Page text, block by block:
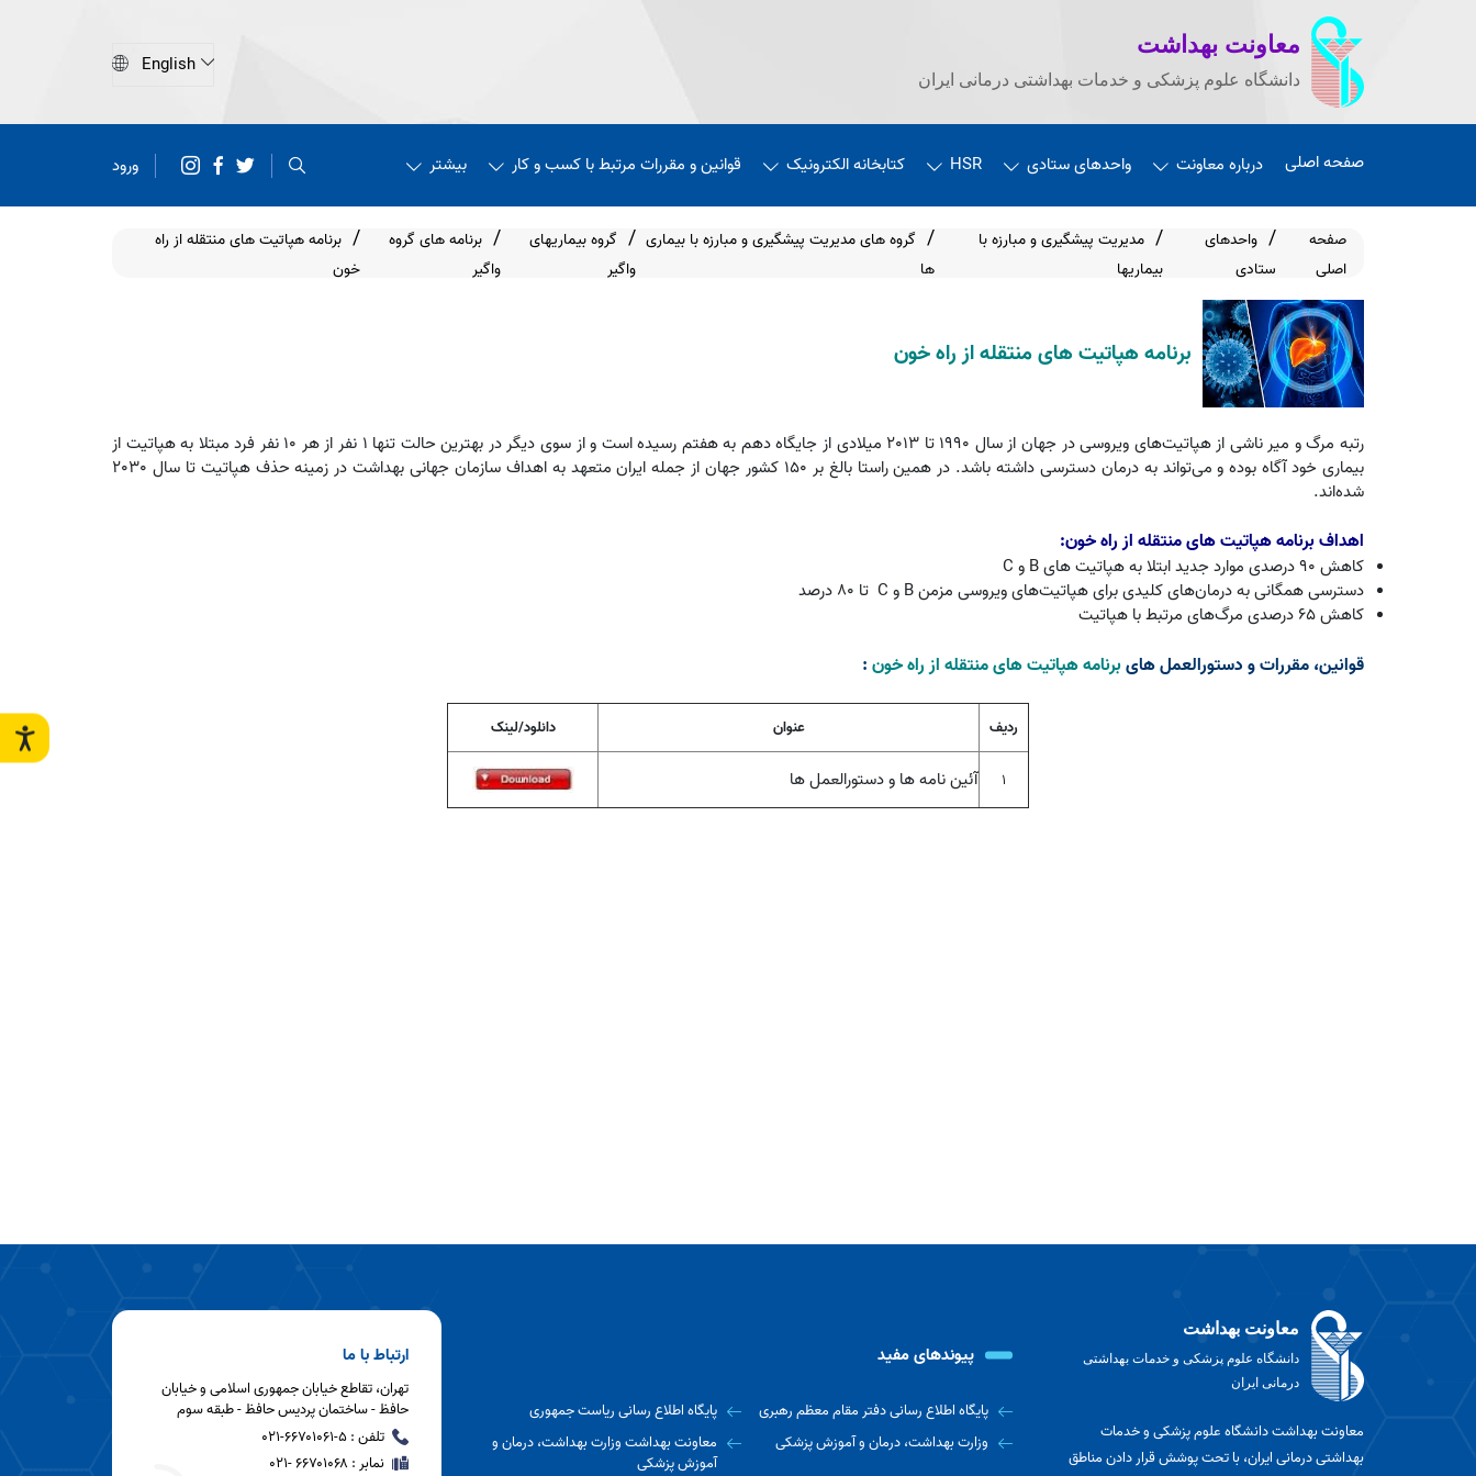
معاونت بهداشت
دانشگاه علوم پزشکی و خدمات بهداشتی درمانی ایران
صفحه اصلی درباره معاونت واحدهای ستادی HSR کتابخانه الکترونیک قوانین و مقررات مرتبط با کسب و کار بیشتر ورود
صفحه
اصلی
واحدهای
ستادی
مدیریت پیشگیری و مبارزه با
بیماریها
گروه های مدیریت پیشگیری و مبارزه با بیماری
ها
گروه بیماریهای
واگیر
برنامه های گروه
واگیر
برنامه هپاتیت های منتقله از راه
خون
برنامه هپاتیت های منتقله از راه خون
رتبه مرگ و میر ناشی از هپاتیت‌های ویروسی در جهان از سال 1990 تا 2013 میلادی از جایگاه دهم به هفتم رسیده است و از سوی دیگر در بهترین حالت تنها 1 نفر از هر 10 نفر فرد مبتلا به هپاتیت از
بیماری خود آگاه بوده و می‌تواند به درمان دسترسی داشته باشد. در همین راستا بالغ بر 150 کشور جهان از جمله ایران متعهد به اهداف سازمان جهانی بهداشت در زمینه حذف هپاتیت تا سال 2030
شده‌اند.
اهداف برنامه هپاتیت های منتقله از راه خون:
کاهش 90 درصدی موارد جدید ابتلا به هپاتیت های B و C
دسترسی همگانی به درمان‌های کلیدی برای هپاتیت‌های ویروسی مزمنB و C تا 80 درصد
کاهش 65 درصدی مرگ‌های مرتبط با هپاتیت
قوانین، مقررات و دستورالعمل هایبرنامه هپاتیت های منتقله از راه خون :
ردیف عنوان دانلود/لینک
1 آئین نامه ها و دستورالعمل ها
معاونت بهداشت
دانشگاه علوم پزشکی و خدمات بهداشتی
درمانی ایران
معاونت بهداشت دانشگاه علوم پزشکی و خدمات
بهداشتی درمانی ایران، با تحت پوشش قرار دادن مناطق
پیوندهای مفید
پایگاه اطلاع رسانی دفتر مقام معظم رهبری
پایگاه اطلاع رسانی ریاست جمهوری
وزارت بهداشت، درمان و آموزش پزشکی
معاونت بهداشت وزارت بهداشت، درمان و
آموزش پزشکی
ارتباط با ما
تهران، تقاطع خیابان جمهوری اسلامی و خیابان
حافظ - ساختمان پردیس حافظ - طبقه سوم
تلفن : ۵-۶۶۷۰۱۰۶۱-۰۲۱
نمابر : ۶۶۷۰۱۰۶۸ -۰۲۱